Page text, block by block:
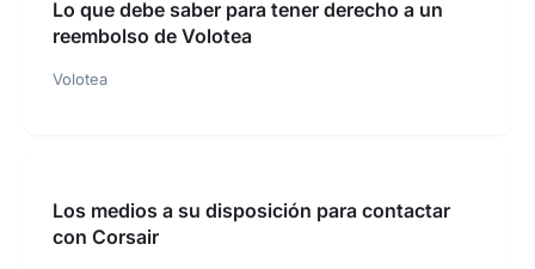
Lo que debe saber para tener derecho a un
reembolso de Volotea
Volotea
Los medios a su disposición para contactar
con Corsair